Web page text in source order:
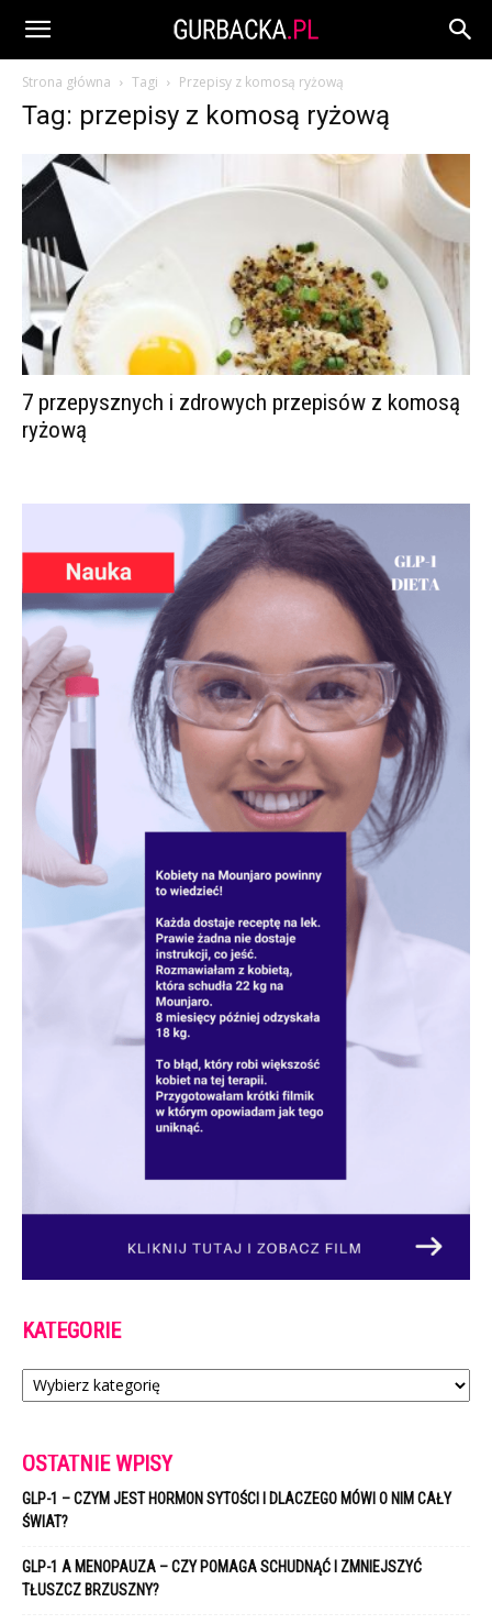
Strona główna Tagi Przepisy z komosą ryżową
Tag: przepisy z komosą ryżową
7 przepysznych i zdrowych przepisów z komosą
ryżową
KATEGORIE
Kategorie
OSTATNIE WPISY
GLP-1 – CZYM JEST HORMON SYTOŚCI I DLACZEGO MÓWI O NIM CAŁY
ŚWIAT?
GLP-1 A MENOPAUZA – CZY POMAGA SCHUDNĄĆ I ZMNIEJSZYĆ
TŁUSZCZ BRZUSZNY?